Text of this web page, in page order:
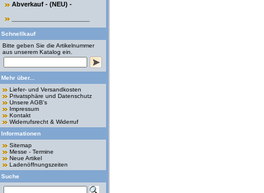
Abverkauf - (NEU) -
Schnellkauf
Bitte geben Sie die Artikelnummer
aus unserem Katalog ein.
Mehr über...
Liefer- und Versandkosten
Privatsphäre und Datenschutz
Unsere AGB's
Impressum
Kontakt
Widerrufsrecht & Widerruf
Informationen
Sitemap
Messe - Termine
Neue Artikel
Ladenöffnungszeiten
Suche